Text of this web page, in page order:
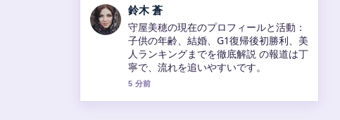
渡辺 結衣
2026年西川愛也、左膝内側側副靱帯損傷
で登録抹消！打撃不振の原因と復帰見通
しを徹底分析 周辺の検証がしっかりして
いて安心感があります。
7 分前